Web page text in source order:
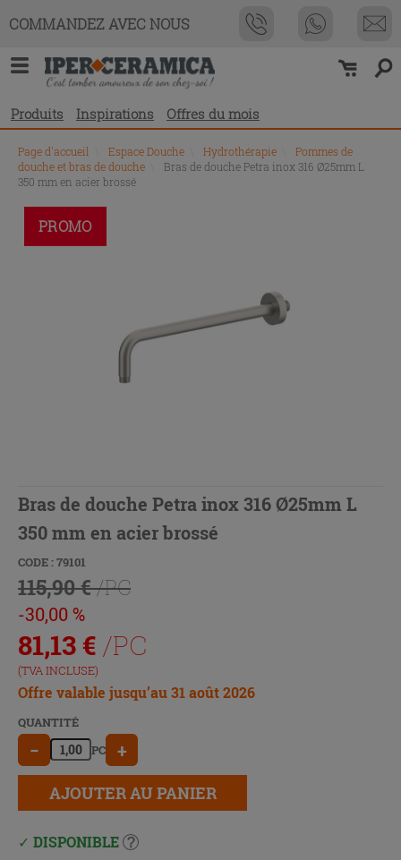
COMMANDEZ AVEC NOUS
Produits Inspirations Offres du mois
Page d'accueil Espace Douche Hydrothérapie
Pommes de
douche et bras de douche
Bras de douche Petra inox 316 Ø25mm L
350 mm en acier brossé
PROMO
Bras de douche Petra inox 316 Ø25mm L
350 mm en acier brossé
CODE : 79101
115,90 €/PC
-30,00 %
81,13 € /PC
(TVA INCLUSE)
Offre valable jusqu’au 31 août 2026
QUANTITÉ
− PC +
AJOUTER AU PANIER
DISPONIBLE